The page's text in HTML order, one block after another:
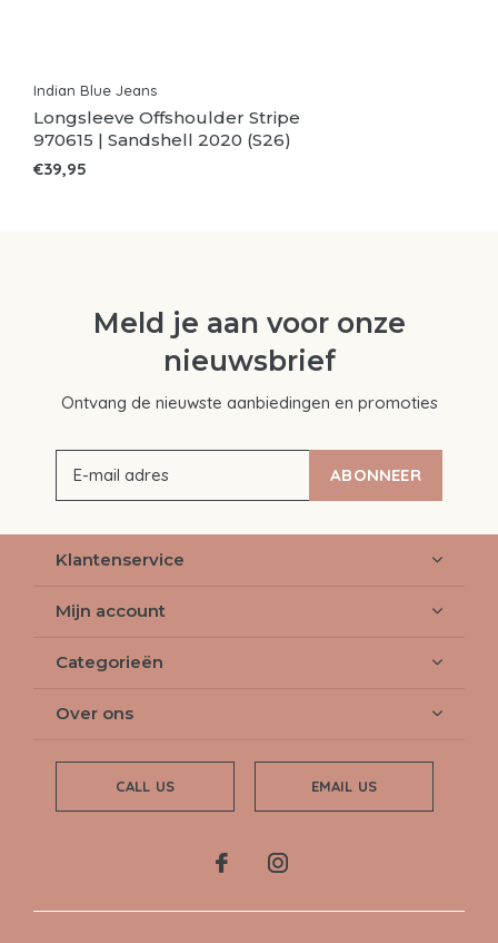
Indian Blue Jeans
Longsleeve Offshoulder Stripe
970615 | Sandshell 2020 (S26)
€39,95
Meld je aan voor onze
nieuwsbrief
Ontvang de nieuwste aanbiedingen en promoties
ABONNEER
Klantenservice
Mijn account
Categorieën
Over ons
CALL US EMAIL US